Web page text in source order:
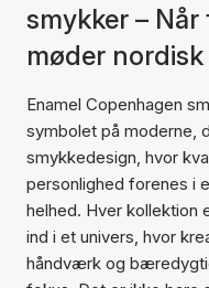
smykker – Når
møder
Enamel Copenhagen
symbolet på moderne,
smykkedesign, hvor
personlighed forenes i
helhed. Hver kollektion
ind i et univers, hvor
håndværk og